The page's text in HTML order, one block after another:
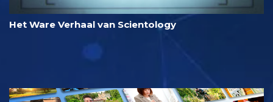
Het Ware Verhaal van Scientology